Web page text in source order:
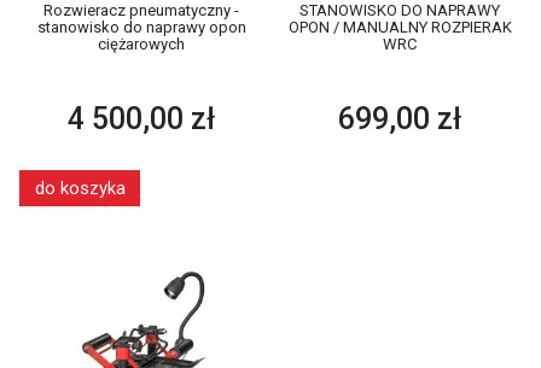
Rozwieracz pneumatyczny -
stanowisko do naprawy opon
ciężarowych
4 500,00 zł
do koszyka
STANOWISKO DO NAPRAWY
OPON / MANUALNY ROZPIERAK
WRC
699,00 zł